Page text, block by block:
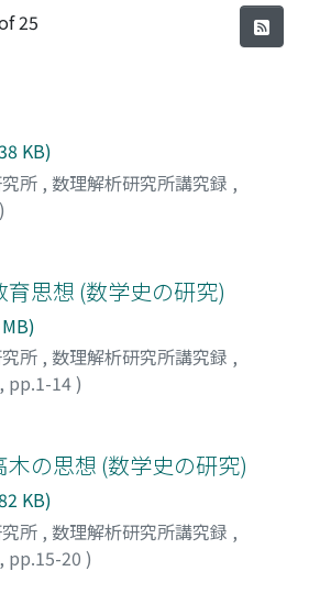
25
KB)
所 , 数理解析研究所講究録 ,
)
思想 (数学史の研究)
所 , 数理解析研究所講究録 ,
, pp.1-14)
の思想 (数学史の研究)
KB)
所 , 数理解析研究所講究録 ,
, pp.15-20 )